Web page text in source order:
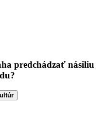
predchádzať násiliu